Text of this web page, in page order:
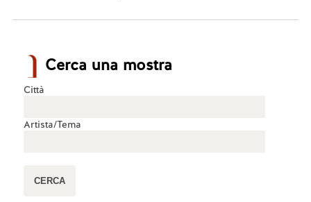
Cerca una mostra
Città
Artista/Tema